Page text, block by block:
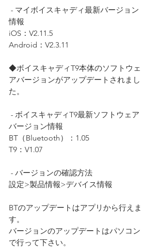
情報
iOS：V2.11.5
Android：V2.3.11
◆ボイスキャディT9本体のソフトウェ
アバージョンがアップデートされまし
た。
バージョン情報
BT（Bluetooth）：1.05
T9：V1.07
- バージョンの確認方法
設定>製品情報>デバイス情報
BTのアップデートはアプリから行えま
す。
バージョンのアップデートはパソコン
で行って下さい。